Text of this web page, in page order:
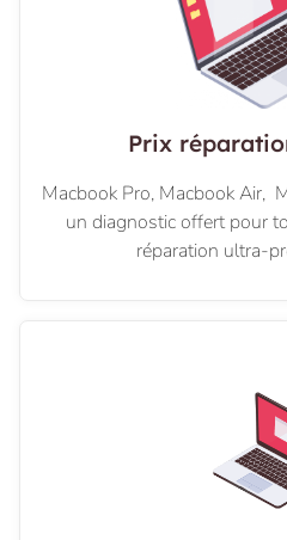
Prix
Macbook Pro, Macbook Air,
un diagnostic offert pour
réparation ultra-